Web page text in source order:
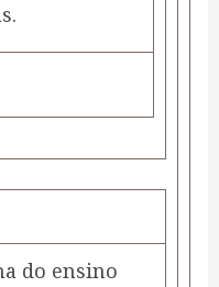
do ensino